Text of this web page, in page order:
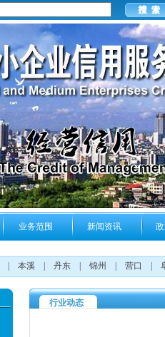
业务范围 新闻资讯
本溪 丹东 锦州 营口
行业动态